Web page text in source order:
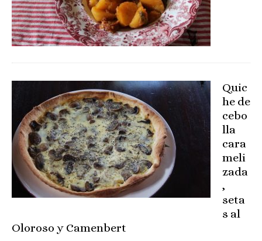
Quic
he de
cebo
lla
cara
meli
zada
,
seta
s al
Oloroso y Camenbert